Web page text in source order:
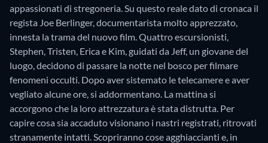
appassionati di stregoneria. Su questo reale dato di cronaca il
regista Joe Berlinger, documentarista molto apprezzato,
innesta la trama del nuovo film. Quattro escursionisti,
Stephen, Tristen, Erica e Kim, guidati da Jeff, un giovane del
luogo, decidono di passare la notte nel bosco per filmare
fenomeni occulti. Dopo aver sistemato le telecamere e aver
vegliato alcune ore, si addormentano. La mattina si
accorgono che la loro attrezzatura è stata distrutta. Per
capire cosa sia accaduto visionano i nastri registrati, ritrovati
stranamente intatti. Scopriranno cose agghiaccianti e, in